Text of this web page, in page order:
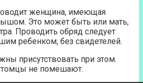
женщина, имеющая
Это может быть или мать,
Проводить обряд следует
ребенком, без свидетелей.
присутствовать при этом.
не помешают.